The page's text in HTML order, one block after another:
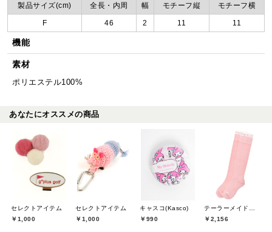
製品サイズ(cm) 全長・内周 幅 モチーフ縦 モチーフ横
F 46 2 11 11
機能
素材
ポリエステル100%
あなたにオススメの商品
セレクトアイテム
￥1,000
セレクトアイテム
￥1,000
キャスコ(Kasco)
￥990
￥2,156